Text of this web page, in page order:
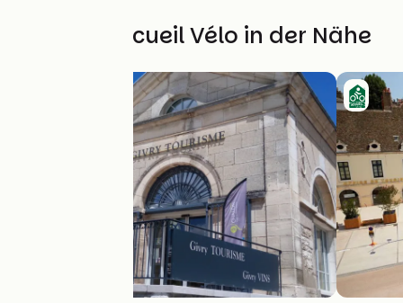
Weitere Accueil Vélo in der Nähe